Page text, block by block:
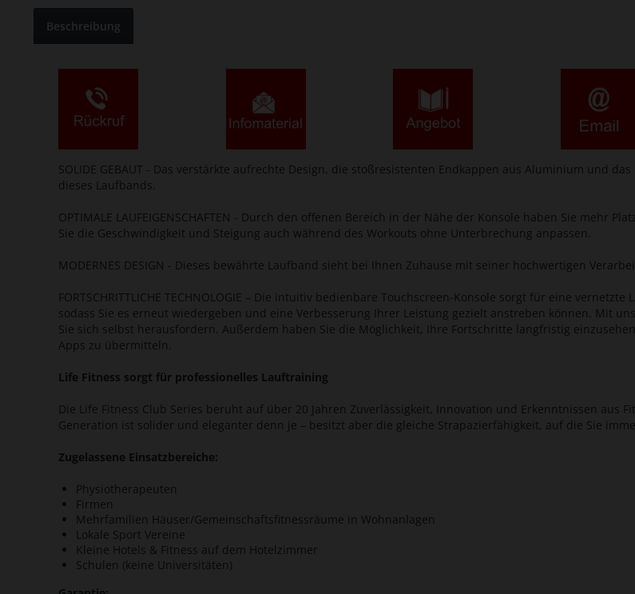
Beschreibung
SOLIDE GEBAUT - Das verstärkte aufrechte Design, die stoßresistenten Endkappen aus Aluminium und
dieses Laufbands.
OPTIMALE LAUFEIGENSCHAFTEN - Durch den offenen Bereich in der Nähe der Konsole haben Sie mehr
Sie die Geschwindigkeit und Steigung auch während des Workouts ohne Unterbrechung anpassen.
MODERNES DESIGN - Dieses bewährte Laufband sieht bei Ihnen Zuhause mit seiner hochwertigen
FORTSCHRITTLICHE TECHNOLOGIE – Die intuitiv bedienbare Touchscreen-Konsole sorgt für eine
sodass Sie es erneut wiedergeben und eine Verbesserung Ihrer Leistung gezielt anstreben können. Mit
Sie sich selbst herausfordern. Außerdem haben Sie die Möglichkeit, Ihre Fortschritte langfristig
Apps zu übermitteln.
Life Fitness sorgt für professionelles Lauftraining
Die Life Fitness Club Series beruht auf über 20 Jahren Zuverlässigkeit, Innovation und Erkenntnissen aus
Generation ist solider und eleganter denn je – besitzt aber die gleiche Strapazierfähigkeit, auf die Sie
Zugelassene Einsatzbereiche:
Physiotherapeuten
Firmen
Mehrfamilien Häuser/Gemeinschaftsfitnessräume in Wohnanlagen
Lokale Sport Vereine
Kleine Hotels & Fitness auf dem Hotelzimmer
Schulen (keine Universitäten)